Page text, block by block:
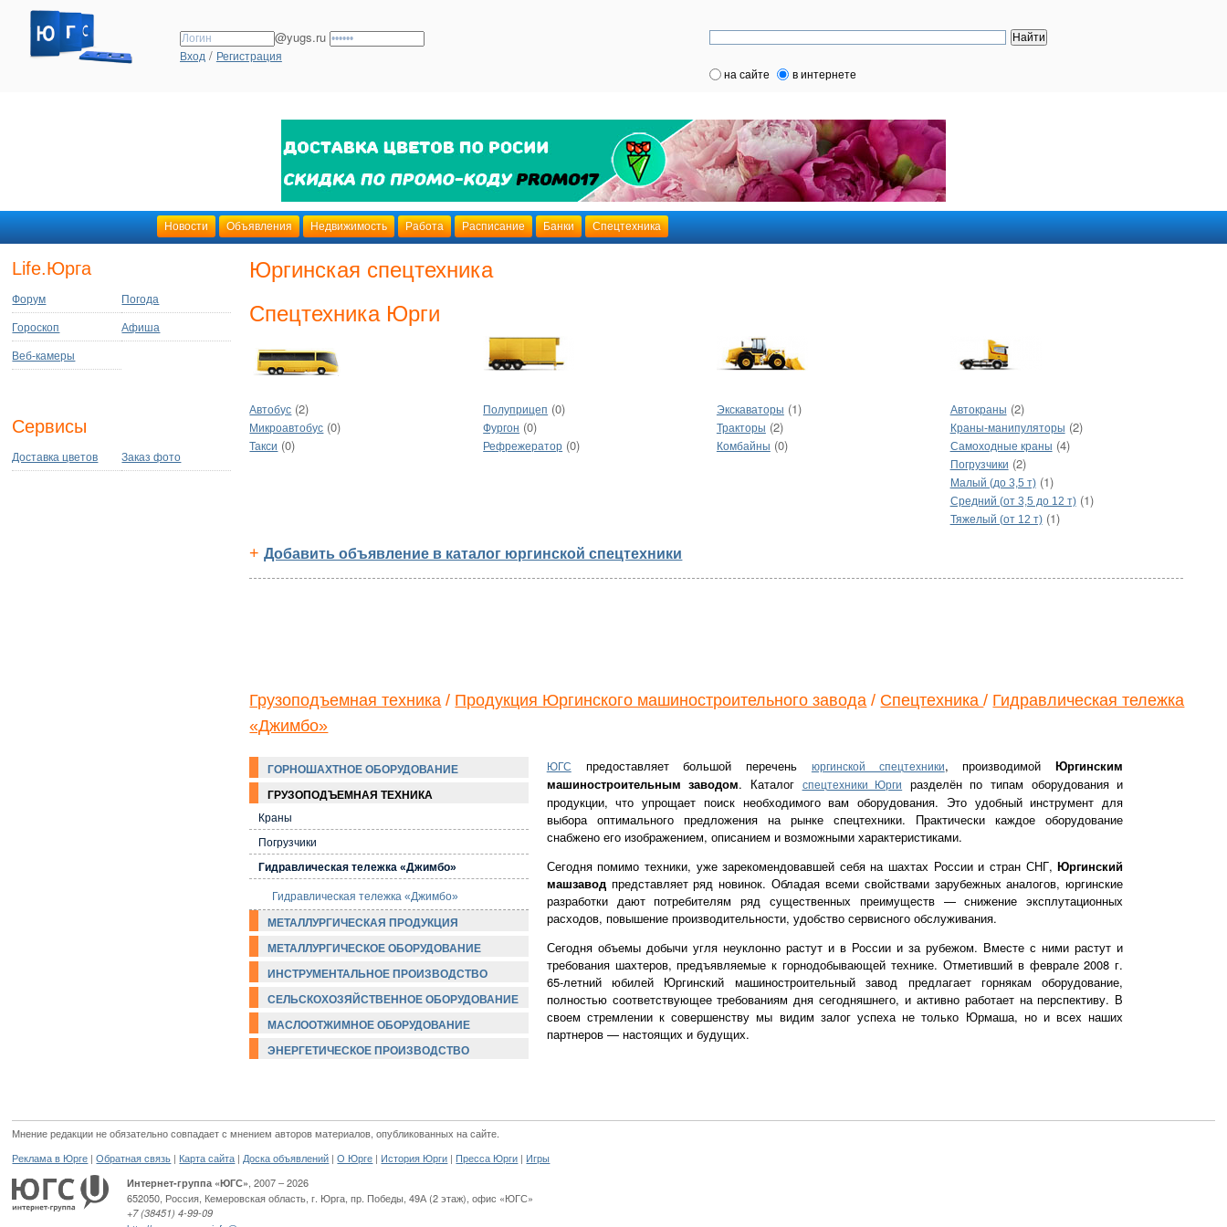
@yugs.ru
Вход / Регистрация
на сайте
в интернете
Новости Объявления Недвижимость Работа Расписание Банки Спецтехника
Life.Юрга
Форум Погода
Гороскоп Афиша
Веб-камеры
Сервисы
Доставка цветов Заказ фото
Юргинская спецтехника
Спецтехника Юрги
Автобус (2)
Микроавтобус (0)
Такси (0)
Полуприцеп (0)
Фургон (0)
Рефрежератор (0)
Экскаваторы (1)
Тракторы (2)
Комбайны (0)
Автокраны (2)
Краны-манипуляторы (2)
Самоходные краны (4)
Погрузчики (2)
Малый (до 3,5 т) (1)
Средний (от 3,5 до 12 т) (1)
Тяжелый (от 12 т) (1)
+Добавить объявление в каталог юргинской спецтехники
Грузоподъемная техника / Продукция Юргинского машиностроительного завода / Спецтехника/ Гидравлическая тележка
«Джимбо»
ГОРНОШАХТНОЕ ОБОРУДОВАНИЕ
ГРУЗОПОДЪЕМНАЯ ТЕХНИКА
Краны
Погрузчики
Гидравлическая тележка «Джимбо»
Гидравлическая тележка «Джимбо»
МЕТАЛЛУРГИЧЕСКАЯ ПРОДУКЦИЯ
МЕТАЛЛУРГИЧЕСКОЕ ОБОРУДОВАНИЕ
ИНСТРУМЕНТАЛЬНОЕ ПРОИЗВОДСТВО
СЕЛЬСКОХОЗЯЙСТВЕННОЕ ОБОРУДОВАНИЕ
МАСЛООТЖИМНОЕ ОБОРУДОВАНИЕ
ЭНЕРГЕТИЧЕСКОЕ ПРОИЗВОДСТВО
ЮГС предоставляет большой перечень юргинской спецтехники, производимойЮргинским
машиностроительным заводом. Каталог спецтехники Юрги
разделён по типам оборудования и
продукции, что упрощает поиск необходимого вам оборудования. Это удобный инструмент для
выбора оптимального предложения на рынке спецтехники. Практически каждое оборудование
снабжено его изображением, описанием и возможными характеристиками.
Сегодня помимо техники, уже зарекомендовавшей себя на шахтах России и стран СНГ,Юргинский
машзаводпредставляет ряд новинок. Обладая всеми свойствами зарубежных аналогов, юргинские
разработки дают потребителям ряд существенных преимуществ — снижение эксплутационных
расходов, повышение производительности, удобство сервисного обслуживания.
Сегодня объемы добычи угля неуклонно растут и в России и за рубежом. Вместе с ними растут и
требования шахтеров, предъявляемые к горнодобывающей технике. Отметивший в феврале 2008 г.
65-летний юбилей Юргинский машиностроительный завод предлагает горнякам оборудование,
полностью соответствующее требованиям дня сегодняшнего, и активно работает на перспективу. В
своем стремлении к совершенству мы видим залог успеха не только Юрмаша, но и всех наших
партнеров — настоящих и будущих.
Мнение редакции не обязательно совпадает с мнением авторов материалов, опубликованных на сайте.
Реклама в Юрге |Обратная связь | Карта сайта | Доска объявлений |О Юрге | История Юрги | Пресса Юрги | Игры
Интернет-группа «ЮГС» , 2007 – 2026
652050 Россия Кемеровская область,г. Юрга ,пр. Победы, 49А (2 этаж) ,офис «ЮГС»
+7 (38451) 4-99-09